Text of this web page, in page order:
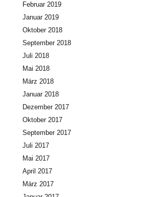
Februar 2019
Januar 2019
Oktober 2018
September 2018
Juli 2018
Mai 2018
März 2018
Januar 2018
Dezember 2017
Oktober 2017
September 2017
Juli 2017
Mai 2017
April 2017
März 2017